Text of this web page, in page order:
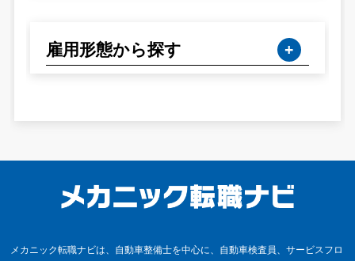
雇用形態から探す
メカニック転職ナビは、自動車整備士を中心に、自動車検査員、サービスフロ